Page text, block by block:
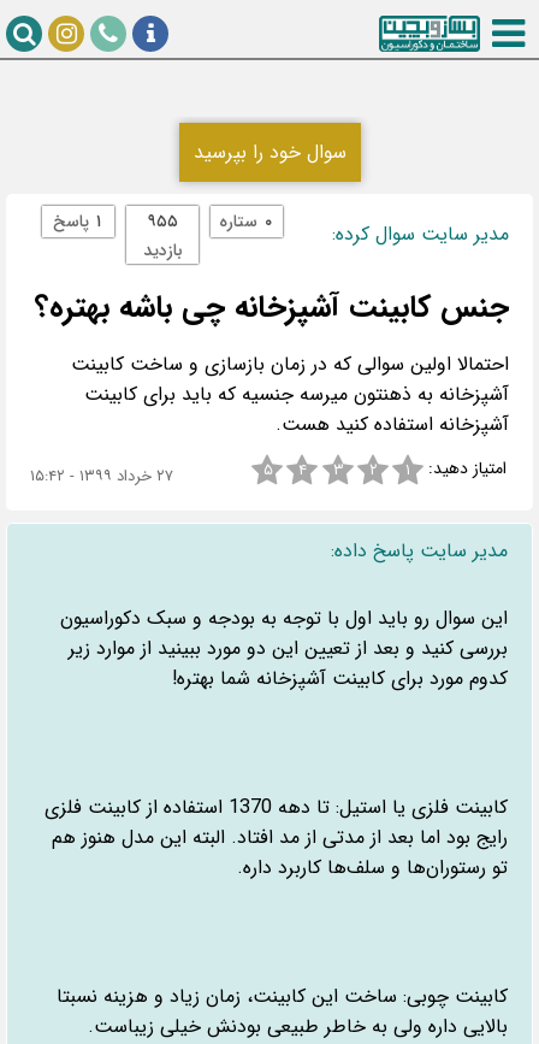
سوال خود را بپرسید
مدیر سایت سوال کرده: پاسخ
۹۵۵
بازدید
ستاره
جنس کابینت آشپزخانه چی باشه بهتره؟
احتمالا اولین سوالی که در زمان بازسازی و ساخت کابینت
آشپزخانه به ذهنتون میرسه جنسیه که باید برای کابینت
آشپزخانه استفاده کنید هست.
امتیاز دهید: ۱ ۲ ۳ ۴ ۵ ۲۷ خرداد ۱۳۹۹ - ۱۵:۴۲
مدیر سایت پاسخ داده:
این سوال رو باید اول با توجه به بودجه و سبک دکوراسیون
بررسی کنید و بعد از تعیین این دو مورد ببینید از موارد زیر
کدوم مورد برای کابینت آشپزخانه شما بهتره!
کابینت فلزی یا استیل: تا دهه 1370 استفاده از کابینت فلزی
رایج بود اما بعد از مدتی از مد افتاد. البته این مدل هنوز هم
تو رستوران‌ها و سلف‌ها کاربرد داره.
کابینت چوبی: ساخت این کابینت، زمان زیاد و هزینه نسبتا
بالایی داره ولی به خاطر طبیعی بودنش خیلی زیباست.